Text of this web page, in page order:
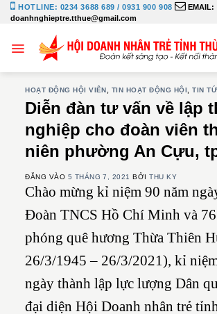
Bỏ
qua
dung
HOTLINE: 0234 3688 689 / 0931 900 908
EMAIL:
doanhnghieptre.tthue@gmail.com
HOẠT ĐỘNG HỘI VIÊN TIN HOẠT ĐỘNG HỘI ,TIN
Diễn đàn tư vấn về lập
nghiệp cho đoàn viên
niên phường An Cựu,
ĐĂNG VÀO 5 THÁNG 7, 2021 BỞITHU KY
Chào mừng kỉ niệm 90 năm
Đoàn TNCS Hồ Chí Minh và
phóng quê hương Thừa Thiên
26/3/1945 – 26/3/2021), kỉ
ngày thành lập lực lượng Dân
đại diện Hội Doanh nhân trẻ